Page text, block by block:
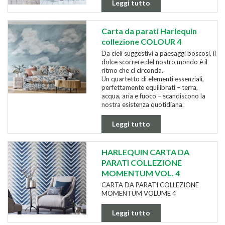
Leggi tutto
Carta da parati Harlequin
collezione COLOUR 4
Da cieli suggestivi a paesaggi boscosi, il
dolce scorrere del nostro mondo è il
ritmo che ci circonda.
Un quartetto di elementi essenziali,
perfettamente equilibrati – terra,
acqua, aria e fuoco – scandiscono la
nostra esistenza quotidiana.
Leggi tutto
HARLEQUIN CARTA DA
PARATI COLLEZIONE
MOMENTUM VOL. 4
CARTA DA PARATI COLLEZIONE
MOMENTUM VOLUME 4
Leggi tutto